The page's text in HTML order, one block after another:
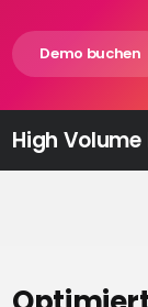
Demo buchen
High